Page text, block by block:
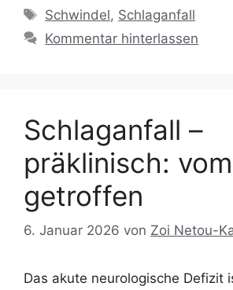
Schlagwörter
Schwindel, Schlaganfall
Kommentar hinterlassen
Schlaganfall –
präklinisch:
getroffen
6. Januar 2026 von Zoi Netou-
Das akute neurologische Defizit